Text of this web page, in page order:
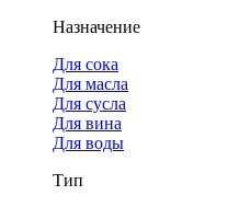
Назначение
Для сока
Для масла
Для сусла
Для вина
Для воды
Тип